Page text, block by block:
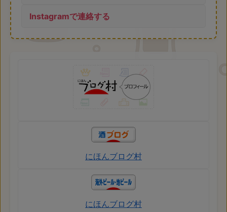
Instagramで連絡する
にほんブログ村
にほんブログ村